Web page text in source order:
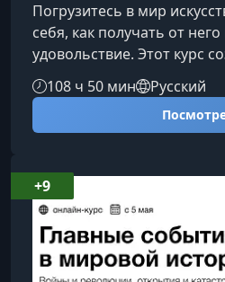
Погрузитесь в мир
себя, как получать от
удовольствие. Этот курс
хочет научиться
образы, чувствовать
уверенно
– вы освоите всё
полноценного восприятия
узнаете в этом
ч
108 ч 50 мин Русский
+9